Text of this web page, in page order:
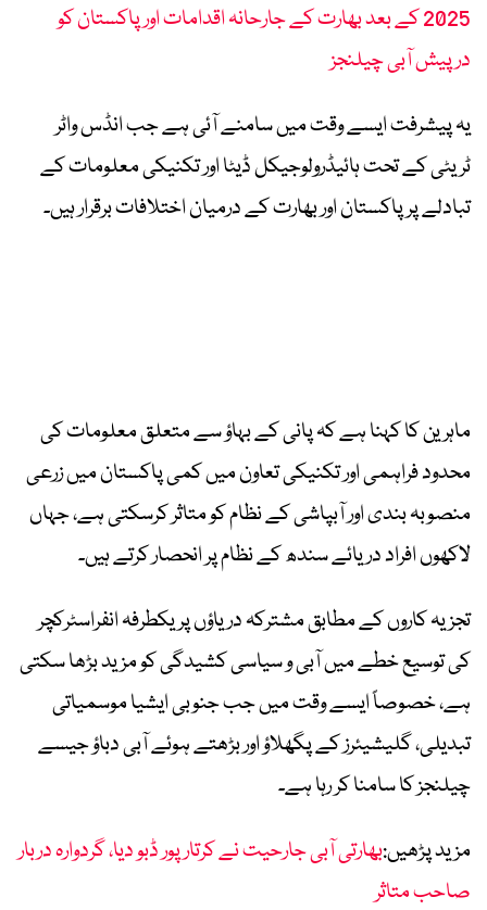
2025 کے بعد بھارت کے جارحانہ اقدامات اور پاکستان کو
درپیش آبی چیلنجز
یہ پیشرفت ایسے وقت میں سامنے آئی ہے جب انڈس واٹر
ٹریٹی کے تحت ہائیڈرولوجیکل ڈیٹا اور تکنیکی معلومات کے
تبادلے پر پاکستان اور بھارت کے درمیان اختلافات برقرار ہیں۔
ماہرین کا کہنا ہے کہ پانی کے بہاؤ سے متعلق معلومات کی
محدود فراہمی اور تکنیکی تعاون میں کمی پاکستان میں زرعی
منصوبہ بندی اور آبپاشی کے نظام کو متاثر کرسکتی ہے، جہاں
لاکھوں افراد دریائے سندھ کے نظام پر انحصار کرتے ہیں۔
تجزیہ کاروں کے مطابق مشترکہ دریاؤں پر یکطرفہ انفراسٹرکچر
کی توسیع خطے میں آبی و سیاسی کشیدگی کو مزید بڑھا سکتی
ہے، خصوصاً ایسے وقت میں جب جنوبی ایشیا موسمیاتی
تبدیلی، گلیشیئرز کے پگھلاؤ اور بڑھتے ہوئے آبی دباؤ جیسے
چیلنجز کا سامنا کر رہا ہے۔
مزید پڑھیں:بھارتی آبی جارحیت نے کرتارپور ڈبو دیا، گردوارہ دربار
صاحب متاثر